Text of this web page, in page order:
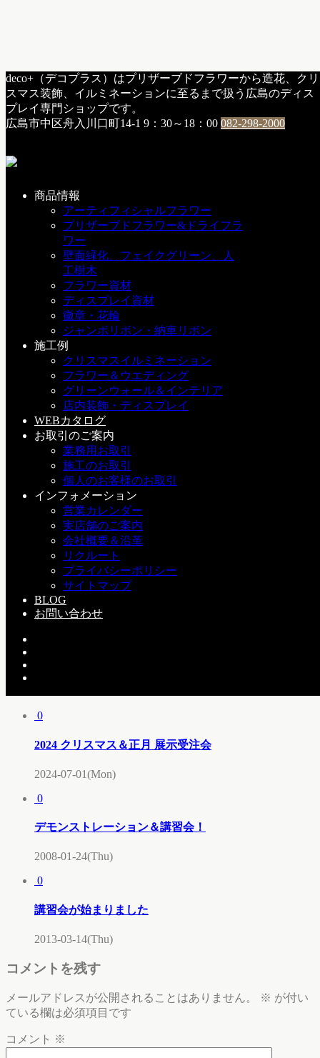
deco+（デコプラス）はプリザーブドフラワーから造花、クリ
スマス装飾、イルミネーションに至るまで扱う広島のディス
プレイ専門ショップです。
広島市中区舟入川口町14-1 9：30～18：00 082-298-2000
商品情報
アーティフィシャルフラワー
プリザーブドフラワー&ドライフラ
ワー
壁面緑化、フェイクグリーン、人
工樹木
フラワー資材
ディスプレイ資材
徽章・花輪
ジャンボリボン・納車リボン
施工例
クリスマスイルミネーション
フラワー＆ウエディング
グリーンウォール＆インテリア
店内装飾・ディスプレイ
WEBカタログ
お取引のご案内
業務用お取引
施工のお取引
個人のお客様のお取引
インフォメーション
営業カレンダー
実店舗のご案内
会社概要＆沿革
リクルート
プライバシーポリシー
サイトマップ
BLOG
お問い合わせ
HOME
b：イベント
2019年正月展示会のお知らせ
今年も東京堂クリスマス展示受注会を開催いたします
昨年もご好評いただいておりました、東京堂によりますデモ
ンストレーションも行います。
1日3回受講料は無料！ご予約も要りません。
（講習内容は2日間同じです）
18日(水)・19日(木)はご招待お葉書がないと入店していただ
けない、業者向けイベント期間です。
一般のお客様は展示会期間中はご入店お断りしております。
ご迷惑をおかけいたしますがよろしくお願いいたします。
※20日より通常営業です
b：イベント
お正月アーティフィシャルフラワー
造花
岸田
デコプラススタッフ
0
2024 クリスマス＆正月 展示受注会
2024-07-01(Mon)
0
デモンストレーション＆講習会！
2008-01-24(Thu)
0
講習会が始まりました
2013-03-14(Thu)
コメントを残す
メールアドレスが公開されることはありません。 ※ が付い
ている欄は必須項目です
コメント ※